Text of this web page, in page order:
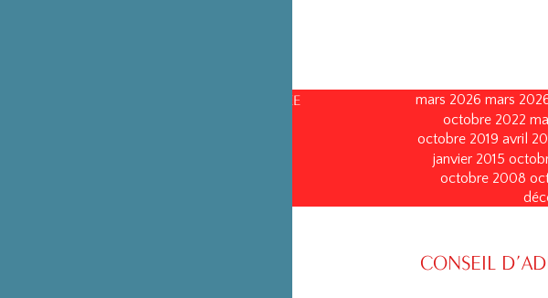
CONSEILS D’ADMINISTRATION PAR ANNÉE mars 2026 mars
octobre 2022
octobre 2019 avril
janvier 2015
octobre 2008
CONSEIL